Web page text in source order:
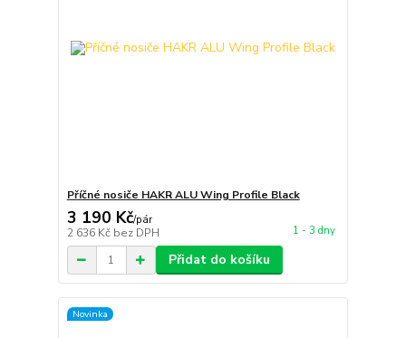
Příčné nosiče HAKR ALU Wing Profile Black
3 190 Kč/pár
2 636 Kč bez DPH 1 - 3 dny
Přidat do košíku
Novinka